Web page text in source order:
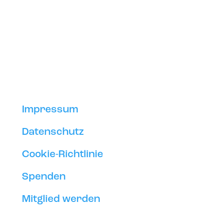
Impressum
Datenschutz
Cookie-Richtlinie
Spenden
Mitglied werden